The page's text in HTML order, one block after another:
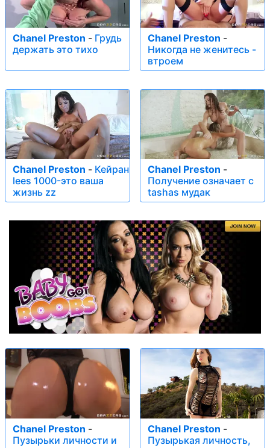
Chanel Preston - Грудь
держать это тихо
Chanel Preston -
Никогда не женитесь -
втроем
Chanel Preston - Кейран
lees 1000-это ваша
жизнь zz
Chanel Preston -
Получение означает с
tashas мудак
Chanel Preston -
Пузырьки личности и
Chanel Preston -
Пузырькая личность,